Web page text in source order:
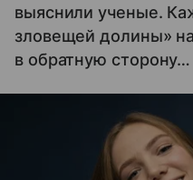
выяснили ученые.
зловещей долины»
в обратную сторону…